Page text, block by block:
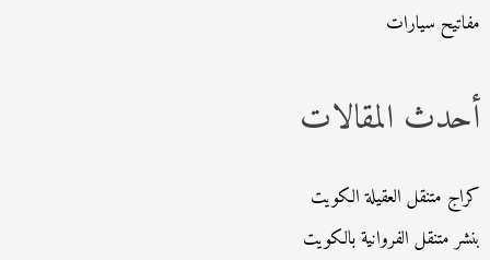
مفاتيح سيارات
أحدث المقالات
كراج متنقل العقيلة الكويت
بنشر متنقل الفروانية بالكويت